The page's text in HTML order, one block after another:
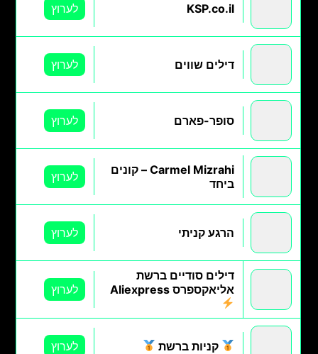
KSP.co.il לערוץ
דילים שווים לערוץ
סופר-פארם לערוץ
Carmel Mizrahi – קונים
ביחד
לערוץ
הרגע קניתי לערוץ
דילים סודיים ברשת
אליאקספרס Aliexpress
לערוץ
קניות ברשת לערוץ